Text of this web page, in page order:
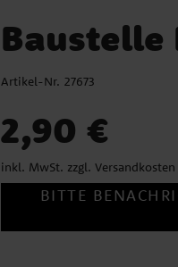
Baustelle
Artikel-Nr. 27673
2,90 €
inkl. MwSt. zzgl. Versandkosten
BITTE